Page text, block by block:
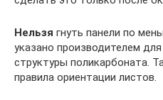
Нельзя гнуть панели по
указано производителем
структуры поликарбоната.
правила ориентации листов.